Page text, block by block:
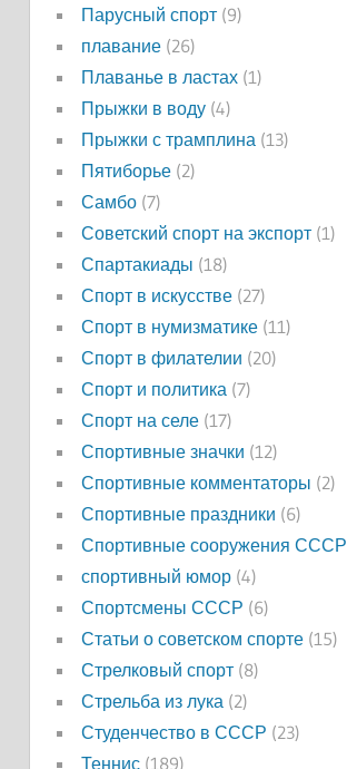
Парусный спорт(9)
плавание(26)
Плаванье в ластах(1)
Прыжки в воду(4)
Прыжки с трамплина (13)
Пятиборье(2)
Самбо(7)
Советский спорт на экспорт(1)
Спартакиады (18)
Спорт в искусстве(27)
Спорт в нумизматике(11)
Спорт в филателии (20)
Спорт и политика (7)
Спорт на селе(17)
Спортивные значки (12)
Спортивные комментаторы (2)
Спортивные праздники (6)
Спортивные сооружения СССР
спортивный юмор(4)
Спортсмены СССР (6)
Статьи о советском спорте(15)
Стрелковый спорт(8)
Стрельба из лука (2)
Студенчество в СССР (23)
Теннис(189)